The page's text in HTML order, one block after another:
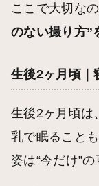
ここで大切なの
のない撮り方”
生後2ヶ月頃｜
生後2ヶ月頃は
乳で眠ること
姿は“今だけ”